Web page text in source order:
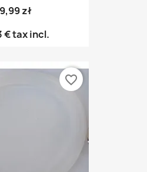
9,99 zł
€tax incl.
favorite_border